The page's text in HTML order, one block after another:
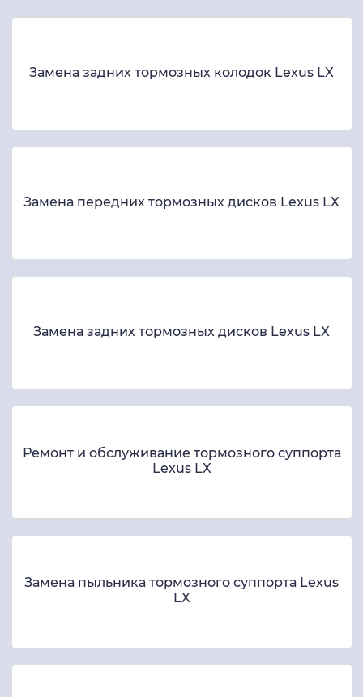
Замена задних тормозных колодок Lexus LX
Замена передних тормозных дисков Lexus LX
Замена задних тормозных дисков Lexus LX
Ремонт и обслуживание тормозного суппорта
Lexus LX
Замена пыльника тормозного суппорта Lexus
LX